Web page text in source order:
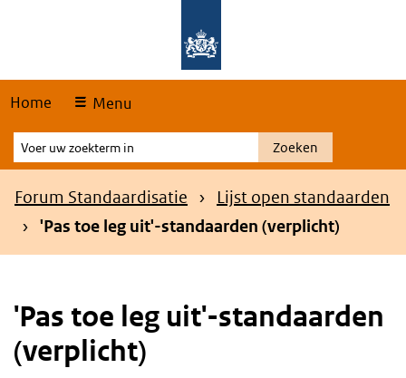
Home Menu
Voer
uw
zoekterm
Zoeken
Kruimelpad
Forum Standaardisatie
Lijst open standaarden
'Pas toe leg uit'-standaarden (verplicht)
'Pas toe leg uit'-standaarden
(verplicht)